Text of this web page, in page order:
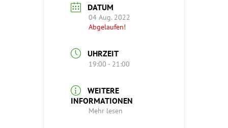
DATUM
04 Aug. 2022
Abgelaufen!
UHRZEIT
19:00 - 21:00
WEITERE
INFORMATIONEN
Mehr lesen